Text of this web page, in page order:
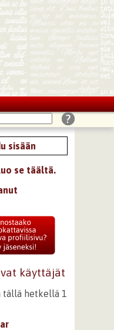
sisään
se täältä.
käyttäjät
tällä hetkellä 1